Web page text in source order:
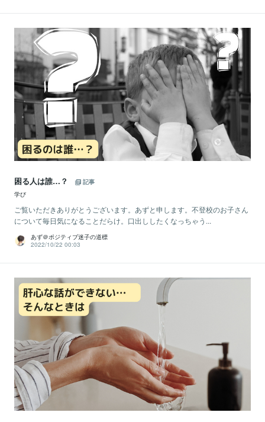
困る人は誰…？
記事
学び
ご覧いただきありがとうございます。あずと申します。不登校のお子さん
について毎日気になることだらけ。口出ししたくなっちゃう...
あず＠ポジティブ迷子の道標
2022/10/22 00:03